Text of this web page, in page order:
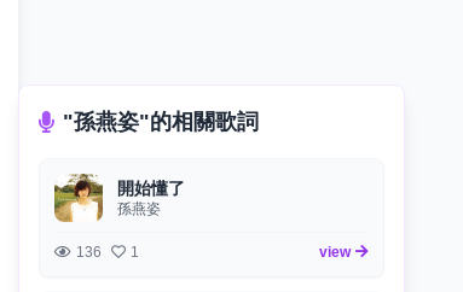
"孫燕姿"的相關歌詞
開始懂了
孫燕姿
136 1 view